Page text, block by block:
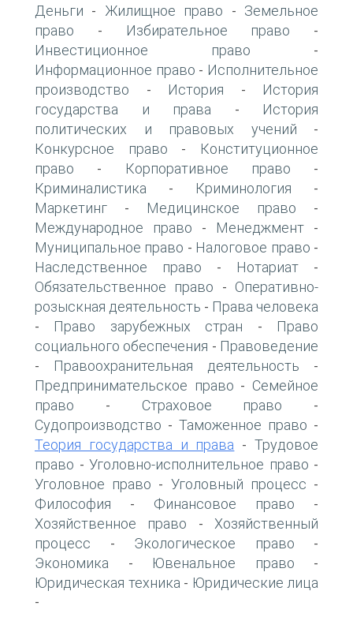
Деньги - Жилищное право - Земельное
право - Избирательное право -
Инвестиционное право -
Информационное право - Исполнительное
производство - История -
История
государства и права -
История
политических и правовых учений -
Конкурсное право -
Конституционное
право - Корпоративное право -
Криминалистика - Криминология -
Маркетинг - Медицинское право -
Международное право - Менеджмент -
Муниципальное право - Налоговое право -
Наследственное право - Нотариат -
Обязательственное право - Оперативно-
розыскная деятельность - Права человека
- Право зарубежных стран -
Право
социального обеспечения - Правоведение
- Правоохранительная деятельность -
Предпринимательское право - Семейное
право - Страховое право -
Судопроизводство - Таможенное право -
Теория государства и права -Трудовое
право - Уголовно-исполнительное право -
Уголовное право - Уголовный процесс -
Философия - Финансовое право -
Хозяйственное право - Хозяйственный
процесс - Экологическое право -
Экономика - Ювенальное право -
Юридическая техника - Юридические лица
-